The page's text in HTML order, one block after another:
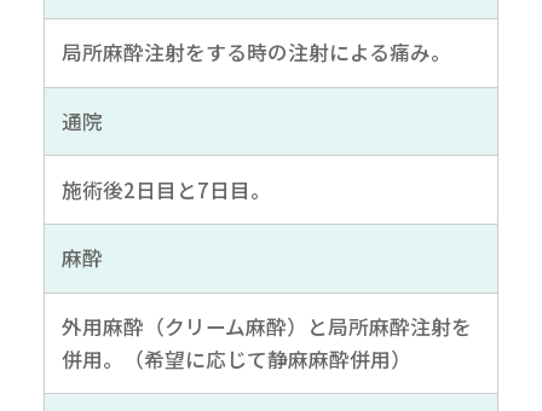
局所麻酔注射をする時の注射による痛み。
通院
施術後2日目と7日目。
麻酔
外用麻酔（クリーム麻酔）と局所麻酔注射を
併用。（希望に応じて静麻麻酔併用）